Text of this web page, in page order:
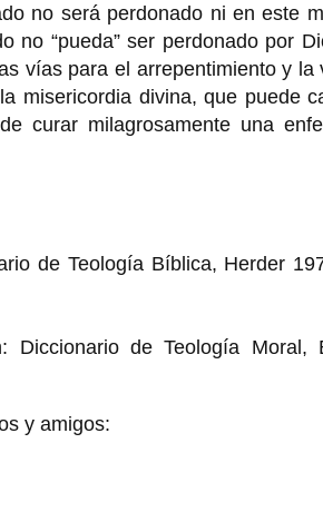
no será perdonado ni en este
no “pueda” ser perdonado por
vías para el arrepentimiento y la
misericordia divina, que puede
curar milagrosamente una
de Teología Bíblica, Herder
Diccionario de Teología Moral,
y amigos: